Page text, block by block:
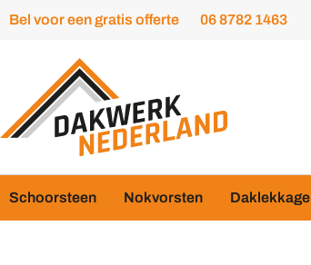
Bel voor een gratis offerte 06 8782 1463
Schoorsteen Nokvorsten Daklekkage